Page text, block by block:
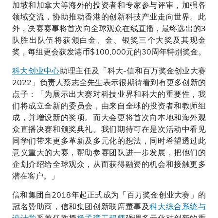
加坡和加拿大等海外的投资者和专家参与评审，加强各
领域交流，协助推动香港的创新科技产业走向世界。此
外，决赛赛事将首次向全球观众在线直播，最终选出的3
队胜出队伍将获颁白金、金、银奖三个大奖及其现金
奖，每组更会获发港币$100,000元的30周年特别奖金。
科大创业中心助理主任及「科大-信和百万奖金创业大赛
2022」负责人蔡志全先生表示很期待看到有更多创新的
点子：「为展示出大赛对科技业界和科大的重要性，我
们将成立全新的委员会，由来自全球的投资者和教师组
成，并增设新的奖项。而大会更将首次向本地和海外观
众直播决赛和颁奖典礼。我们期待可在是次活动中看见
同学们带来更多革新及多元化的想法，同时希望透过此
意义重大的大赛，帮助参赛团队进一步发展，把他们的
企划介绍给全球观众，从而获得融资的机会和接触更多
潜在客户。」
信和集团自2018年起正式成为「百万奖金创业大赛」的
冠名赞助商，信和集团创新联席董事及科大综合系统与